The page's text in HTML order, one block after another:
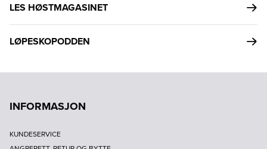
LES HØSTMAGASINET
LØPESKOPODDEN
INFORMASJON
KUNDESERVICE